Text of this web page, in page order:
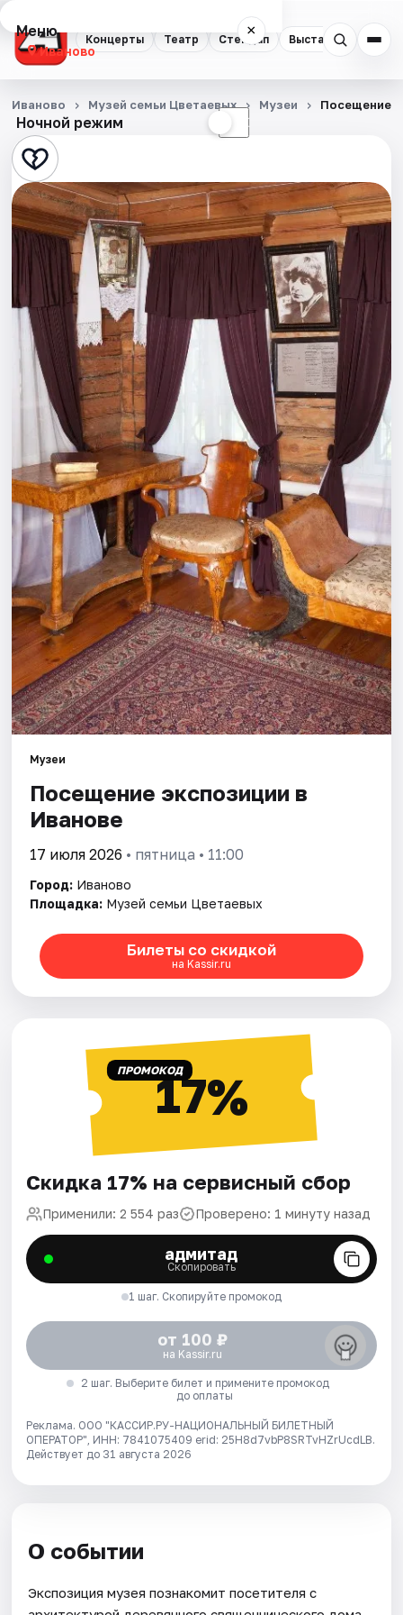
Концерты Театр Стендап Выставки Спорт
Меню ×
Иваново
Концерты
Театр
Стендап
Выставки
Спорт
События
Города
Площадки
Артисты
Рейтинги
Ночной режим ☾
Иваново Музей семьи Цветаевых Музеи Посещение
Музеи
Посещение экспозиции в
Иванове
17 июля 2026 • пятница • 11:00
Город: Иваново
Площадка: Музей семьи Цветаевых
Билеты со скидкой
на Kassir.ru
ПРОМОКОД17%
Скидка 17% на сервисный сбор
Применили: 2 554 раз Проверено: 1 минуту назад
адмитад
Скопировать
1 шаг. Скопируйте промокод
от 100 ₽
на Kassir.ru
2 шаг. Выберите билет и примените промокод
до оплаты
Реклама. ООО "КАССИР.РУ-НАЦИОНАЛЬНЫЙ БИЛЕТНЫЙ
ОПЕРАТОР", ИНН: 7841075409 erid: 25H8d7vbP8SRTvHZrUcdLB.
Действует до 31 августа 2026
О событии
Экспозиция музея познакомит посетителя с